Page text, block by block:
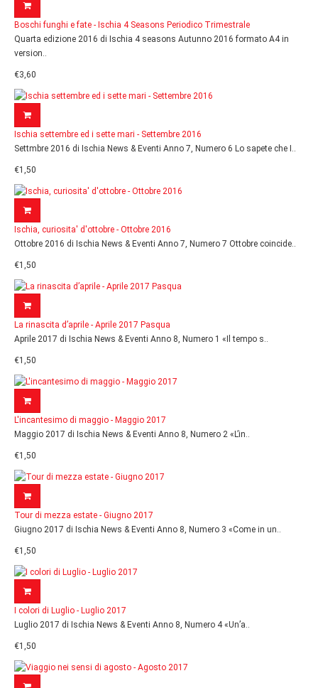
Boschi funghi e fate - Ischia 4 Seasons Periodico Trimestrale
Quarta edizione 2016 di Ischia 4 seasons Autunno 2016 formato A4 in
version..
€3,60
Ischia settembre ed i sette mari - Settembre 2016
Settmbre 2016 di Ischia News & Eventi Anno 7, Numero 6 Lo sapete che I..
€1,50
Ischia, curiosita' d'ottobre - Ottobre 2016
Ottobre 2016 di Ischia News & Eventi Anno 7, Numero 7 Ottobre coincide..
€1,50
La rinascita d’aprile - Aprile 2017 Pasqua
Aprile 2017 di Ischia News & Eventi Anno 8, Numero 1 «Il tempo s..
€1,50
L'incantesimo di maggio - Maggio 2017
Maggio 2017 di Ischia News & Eventi Anno 8, Numero 2 «L’in..
€1,50
Tour di mezza estate - Giugno 2017
Giugno 2017 di Ischia News & Eventi Anno 8, Numero 3 «Come in un..
€1,50
I colori di Luglio - Luglio 2017
Luglio 2017 di Ischia News & Eventi Anno 8, Numero 4 «Un’a..
€1,50